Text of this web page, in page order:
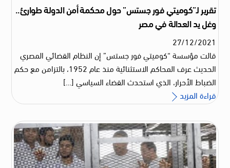
تقرير لـ”كوميتي فور جستس” حول محكمة أمن الدولة طوارئ..
وغل يد العدالة في مصر
27/12/2021
قالت مؤسسة “كوميتي فور جستس” إن النظام القضائي المصري
الحديث عرف المحاكم الاستثنائية منذ عام 1952، بالتزامن مع حكم
الضباط الأحرار، الذي استحدث القضاء السياسي […]
قراءة المزيد